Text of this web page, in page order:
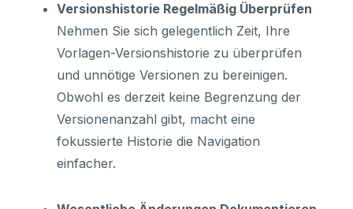
Versionshistorie Regelmäßig Überprüfen
Nehmen Sie sich gelegentlich Zeit, Ihre
Vorlagen-Versionshistorie zu überprüfen
und unnötige Versionen zu bereinigen.
Obwohl es derzeit keine Begrenzung der
Versionenanzahl gibt, macht eine
fokussierte Historie die Navigation
einfacher.